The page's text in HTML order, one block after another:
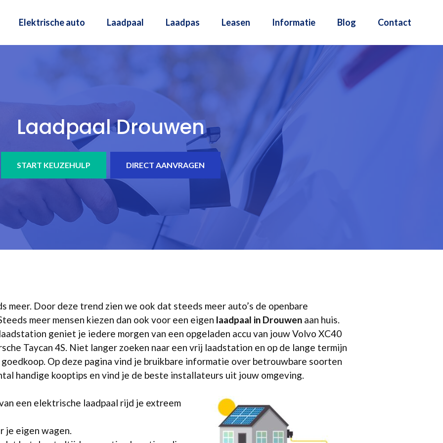
Elektrische auto Laadpaal Laadpas Leasen Informatie Blog Contact
Laadpaal Drouwen
START KEUZEHULP DIRECT AANVRAGEN
meer. Door deze trend zien we ook dat steeds meer auto’s de openbare
meer mensen kiezen dan ook voor een eigen laadpaal in Drouwen aan huis.
geniet je iedere morgen van een opgeladen accu van jouw Volvo XC40
Taycan 4S. Niet langer zoeken naar een vrij laadstation en op de lange termijn
Op deze pagina vind je bruikbare informatie over betrouwbare soorten
handige kooptips en vind je de beste installateurs uit jouw omgeving.
een elektrische laadpaal rijd je extreem
je eigen wagen.